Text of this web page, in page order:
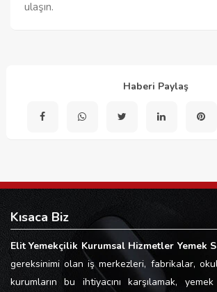
ulaşın.
Haberi Paylaş
Kısaca Biz
Elit Yemekçilik Kurumsal Hizmetler Yemek
gereksinimi olan iş merkezleri, fabrikalar,
kurumların bu ihtiyacını karşılamak,